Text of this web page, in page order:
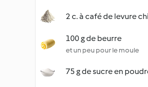
2 c. à café de levure
100 g de beurre
et un peu pour le moule
75 g de sucre en